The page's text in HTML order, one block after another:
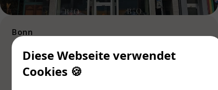
Bonn
Bonn Altstadt – Historisches
Wohn- & Geschäftshaus
erfolgreich vermarktet
Diese Webseite verwendet
Cookies 🍪